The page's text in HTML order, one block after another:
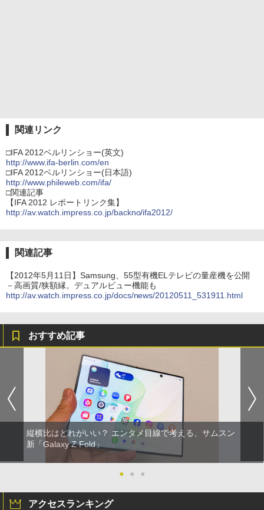
関連リンク
□IFA 2012ベルリンショー(英文)
http://www.ifa-berlin.com/en
□IFA 2012ベルリンショー(日本語)
http://www.phileweb.com/ifa/
□関連記事
【IFA 2012 レポートリンク集】
http://av.watch.impress.co.jp/backno/ifa2012/
関連記事
【2012年5月11日】Samsung、55型有機ELテレビの量産機を公開
－高画質/狭額縁。デュアルビュー機能も
http://av.watch.impress.co.jp/docs/news/20120511_531911.html
おすすめ記事
縦横比はどれがいい？ エンタメ目線で考える、サムスン
新「Galaxy Z Fold」
● ● ●
アクセスランキング